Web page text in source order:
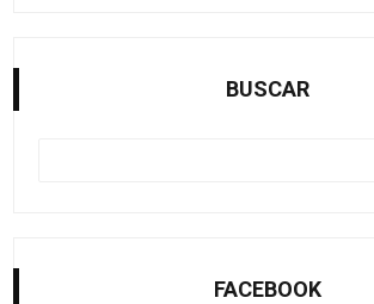
BUSCAR
FACEBOOK